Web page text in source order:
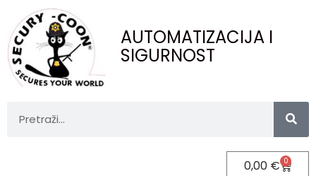
AUTOMATIZACIJA I
SIGURNOST
0,00 € 0